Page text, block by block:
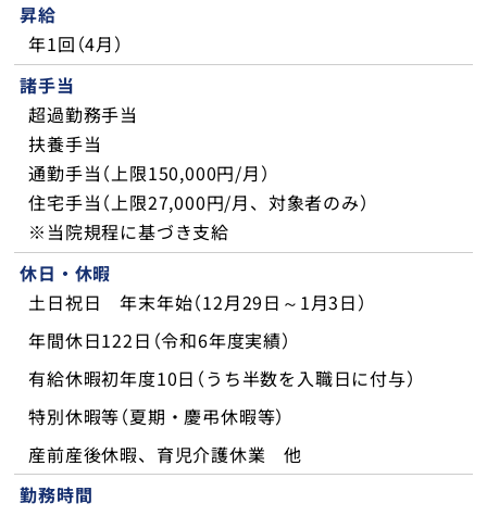
昇給
年1回（4月）
諸手当
超過勤務手当
扶養手当
通勤手当（上限150,000円/月）
住宅手当（上限27,000円/月、対象者のみ）
※当院規程に基づき支給
休日・休暇
土日祝日 年末年始（12月29日～1月3日）
年間休日122日（令和6年度実績）
有給休暇初年度10日（うち半数を入職日に付与）
特別休暇等（夏期・慶弔休暇等）
産前産後休暇、育児介護休業 他
勤務時間